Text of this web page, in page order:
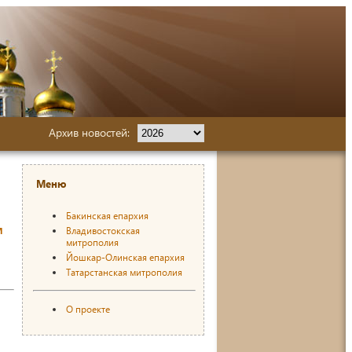
Архив новостей:
Меню
Бакинская епархия
Владивостокская
митрополия
Йошкар-Олинская епархия
Татарстанская митрополия
О проекте